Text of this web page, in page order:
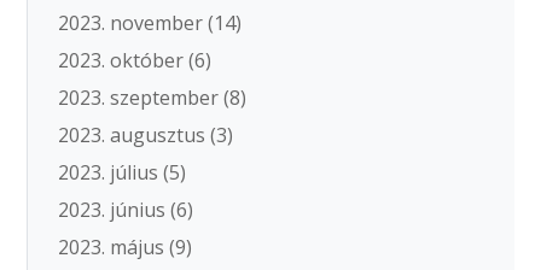
2023. november(14)
2023. október(6)
2023. szeptember(8)
2023. augusztus (3)
2023. július (5)
2023. június (6)
2023. május (9)